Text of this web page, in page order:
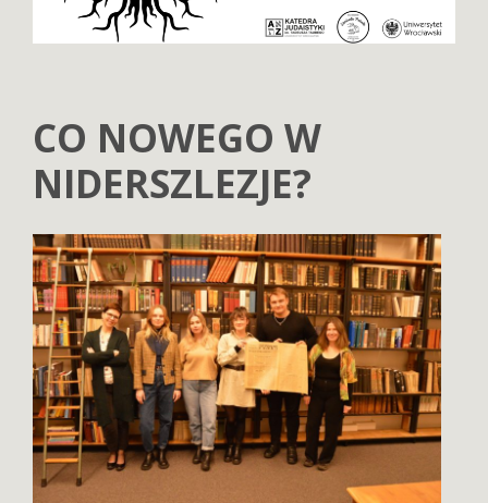
CO NOWEGO W
NIDERSZLEZJE?